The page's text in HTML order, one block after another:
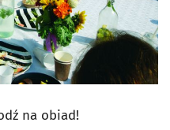
na obiad!